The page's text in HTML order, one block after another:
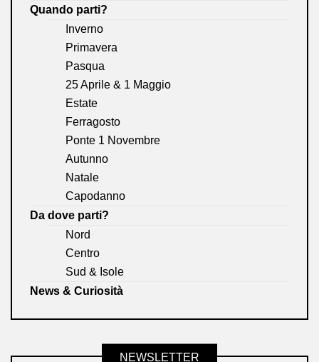
Quando parti?
Inverno
Primavera
Pasqua
25 Aprile & 1 Maggio
Estate
Ferragosto
Ponte 1 Novembre
Autunno
Natale
Capodanno
Da dove parti?
Nord
Centro
Sud & Isole
News & Curiosità
NEWSLETTER